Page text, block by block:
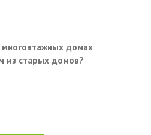
домах
из старых домов?